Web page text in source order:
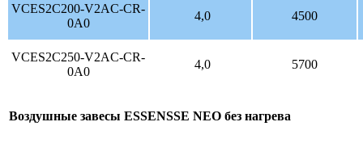
VCES2C200-V2AC-CR-
0A0
4,0 4500
VCES2C250-V2AC-CR-
0A0
4,0 5700
Воздушные завесы ESSENSSE NEO без нагрева